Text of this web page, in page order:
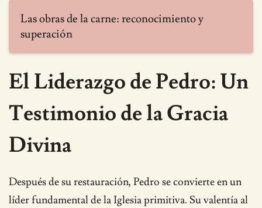
Las obras de la carne: reconocimiento y
superación
El Liderazgo de Pedro: Un
Testimonio de la Gracia
Divina
Después de su restauración, Pedro se convierte en un
líder fundamental de la Iglesia primitiva. Su valentía al